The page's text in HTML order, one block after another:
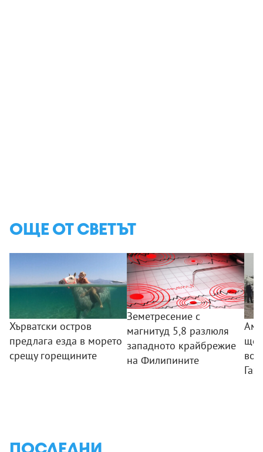
ОЩЕ ОТ СВЕТЪТ
Хърватски остров
предлага езда в морето
срещу горещините
Земетресение с
магнитуд 5,8 разлюля
западното крайбрежие
на Филипините
ще
Газа
ПОСЛЕДНИ